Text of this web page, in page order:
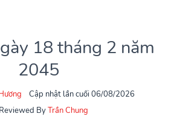
18 tháng 2 năm
2045
Cập nhật lần cuối 06/08/2026
Reviewed ByTrần Chung